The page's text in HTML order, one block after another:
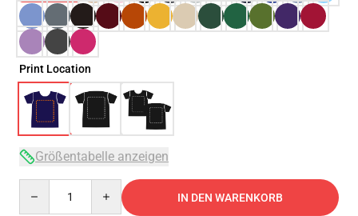
Print Location
Größentabelle anzeigen
IN DEN WARENKORB